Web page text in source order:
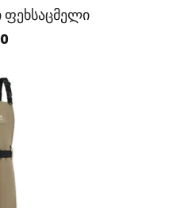
ფეხსაცმელი